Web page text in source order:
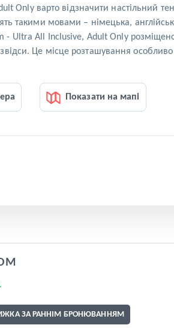
Only варто відзначити настільний
такими мовами – німецька,
Ultra All Inclusive, Adult Only
Це місце розташування
Показати на мапі
ЗА РАННІМ БРОНЮВАННЯМ